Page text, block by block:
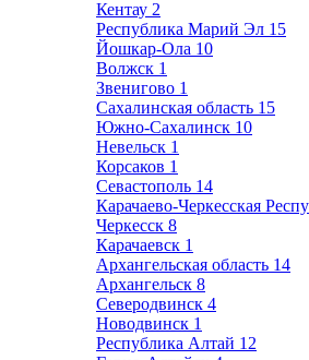
Кентау 2
Республика Марий Эл 15
Йошкар-Ола 10
Волжск 1
Звенигово 1
Сахалинская область 15
Южно-Сахалинск 10
Невельск 1
Корсаков 1
Севастополь 14
Карачаево-Черкесская
Черкесск 8
Карачаевск 1
Архангельская область 14
Архангельск 8
Северодвинск 4
Новодвинск 1
Республика Алтай 12